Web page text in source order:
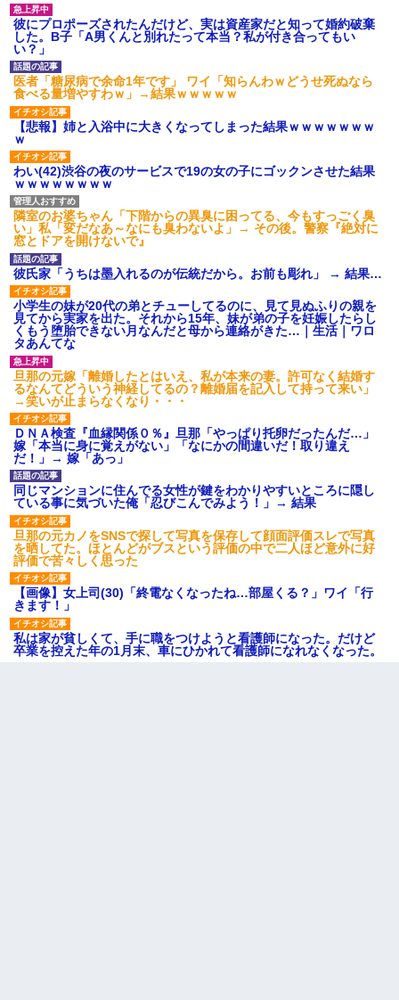
彼にプロポーズされたんだけど、実は資産家だと知って婚約破棄
した。B子「A男くんと別れたって本当？私が付き合ってもい
い？」
医者「糖尿病で余命1年です」 ワイ「知らんわｗどうせ死ぬなら
食べる量増やすわｗ」→結果ｗｗｗｗｗ
【悲報】姉と入浴中に大きくなってしまった結果ｗｗｗｗｗｗｗ
ｗ
わい(42)渋谷の夜のサービスで19の女の子にゴックンさせた結果
ｗｗｗｗｗｗｗｗ
隣室のお婆ちゃん「下階からの異臭に困ってる、今もすっごく臭
い」私「変だなあ～なにも臭わないよ」→ その後。警察『絶対に
窓とドアを開けないで』
彼氏家「うちは墨入れるのが伝統だから。お前も彫れ」 → 結果…
小学生の妹が20代の弟とチューしてるのに、見て見ぬふりの親を
見てから実家を出た。それから15年、妹が弟の子を妊娠したらし
くもう堕胎できない月なんだと母から連絡がきた…｜生活｜ワロ
タあんてな
旦那の元嫁「離婚したとはいえ、私が本来の妻。許可なく結婚す
るなんてどういう神経してるの？離婚届を記入して持って来い」
→笑いが止まらなくなり・・・
ＤＮＡ検査『血縁関係０％』旦那「やっぱり托卵だったんだ…」
嫁「本当に身に覚えがない」「なにかの間違いだ！取り違え
だ！」→ 嫁「あっ」
同じマンションに住んでる女性が鍵をわかりやすいところに隠し
ている事に気づいた俺「忍びこんでみよう！」→ 結果
旦那の元カノをSNSで探して写真を保存して顔面評価スレで写真
を晒してた。ほとんどがブスという評価の中で二人ほど意外に好
評価で苦々しく思った
【画像】女上司(30)「終電なくなったね…部屋くる？」ワイ「行
きます！」
私は家が貧しくて、手に職をつけようと看護師になった。だけど
卒業を控えた年の1月末、車にひかれて看護師になれなくなった。